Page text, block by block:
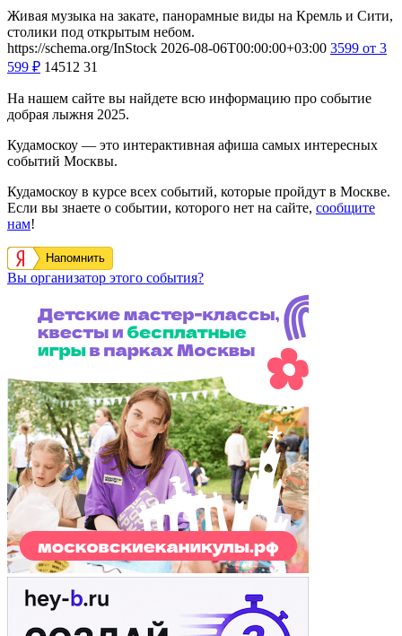
Живая музыка на закате, панорамные виды на Кремль и Сити,
столики под открытым небом.
https://schema.org/InStock 2026-08-06T00:00:00+03:00 3599 от 3
599 ₽ 14512 31
На нашем сайте вы найдете всю информацию про событие
добрая лыжня 2025.
Кудамоскоу — это интерактивная афиша самых интересных
событий Москвы.
Кудамоскоу в курсе всех событий, которые пройдут в Москве.
Если вы знаете о событии, которого нет на сайте, сообщите
нам!
Напомнить
Вы организатор этого события?